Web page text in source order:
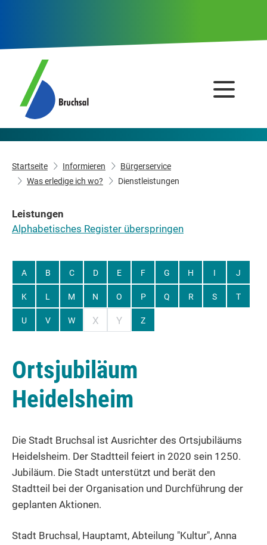
Startseite Informieren
Bürgerservice
Was erledige ich wo?
Dienstleistungen
Leistungen
Alphabetisches Register überspringen
A B C D E F G H I J
K L M N O P Q R S T
U V W X Y Z
Ortsjubiläum
Heidelsheim
Die Stadt Bruchsal ist Ausrichter des Ortsjubiläums
Heidelsheim. Der Stadtteil feiert in 2020 sein 1250.
Jubiläum. Die Stadt unterstützt und berät den
Stadtteil bei der Organisation und Durchführung der
geplanten Aktionen.
Stadt Bruchsal, Hauptamt, Abteilung "Kultur", Anna